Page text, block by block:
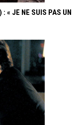
« JE NE SUIS PAS UN